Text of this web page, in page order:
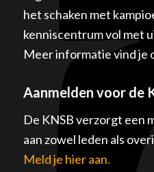
het schaken met
kenniscentrum vol met
Meer informatie vind je
Aanmelden voor de
De KNSB verzorgt een
aan zowel leden als
Meld je hier aan.